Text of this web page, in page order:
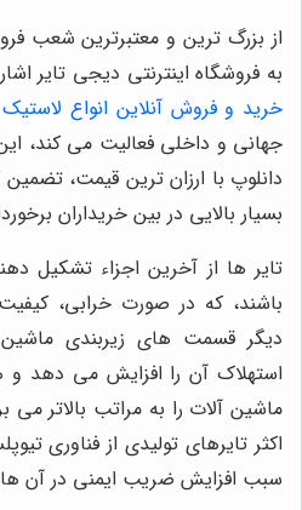
از بزرگ ترین و معتبرترین شعب
به فروشگاه اینترنتی دیجی تایر
خرید و فروش آنلاین انواع لاستیک
جهانی و داخلی فعالیت می کند،
دانلوپ با ارزان ترین قیمت، تضمین
بسیار بالایی در بین خریداران
تایر ها از آخرین اجزاء تشکیل
باشند، که در صورت خرابی،
دیگر قسمت های زیربندی
استهلاک آن را افزایش می دهد و
ماشین آلات را به مراتب بالاتر می
اکثر تایرهای تولیدی از فناوری
سبب افزایش ضریب ایمنی در آن